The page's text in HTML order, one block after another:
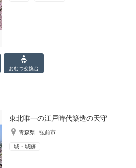
おむつ交換台
東北唯一の江戸時代築造の天守
青森県 弘前市
城・城跡